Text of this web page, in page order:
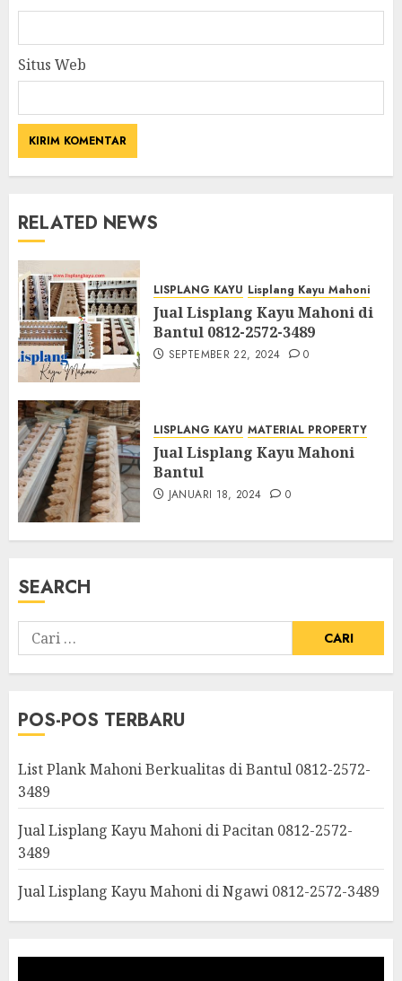
Situs Web
RELATED NEWS
LISPLANG KAYU Lisplang Kayu Mahoni
Jual Lisplang Kayu Mahoni di
Bantul 0812-2572-3489
SEPTEMBER 22, 2024 0
LISPLANG KAYU MATERIAL PROPERTY
Jual Lisplang Kayu Mahoni
Bantul
JANUARI 18, 2024 0
SEARCH
POS-POS TERBARU
List Plank Mahoni Berkualitas di Bantul 0812-2572-
3489
Jual Lisplang Kayu Mahoni di Pacitan 0812-2572-
3489
Jual Lisplang Kayu Mahoni di Ngawi 0812-2572-3489